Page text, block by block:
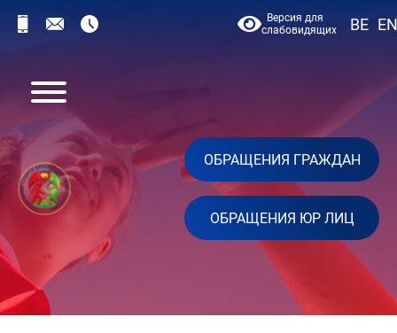
Версия для
слабовидящих
BE EN
ОБРАЩЕНИЯ ГРАЖДАН
ОБРАЩЕНИЯ ЮР ЛИЦ